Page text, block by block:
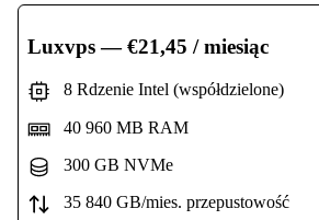
Luxvps— €21,45 / miesiąc
8 Rdzenie Intel (współdzielone)
40 960 MB RAM
300 GB NVMe
35 840 GB/mies. przepustowość